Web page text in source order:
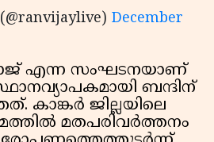
December
എന്ന സംഘടനയാണ്
ബന്ദിന്
കാങ്കർ ജില്ലയിലെ
മതപരിവർത്തനം